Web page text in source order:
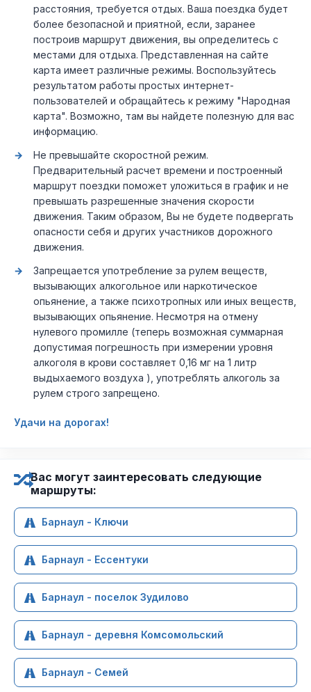
расстояния, требуется отдых. Ваша поездка будет
более безопасной и приятной, если, заранее
построив маршрут движения, вы определитесь с
местами для отдыха. Представленная на сайте
карта имеет различные режимы. Воспользуйтесь
результатом работы простых интернет-
пользователей и обращайтесь к режиму "Народная
карта". Возможно, там вы найдете полезную для вас
информацию.
Не превышайте скоростной режим.
Предварительный расчет времени и построенный
маршрут поездки поможет уложиться в график и не
превышать разрешенные значения скорости
движения. Таким образом, Вы не будете подвергать
опасности себя и других участников дорожного
движения.
Запрещается употребление за рулем веществ,
вызывающих алкогольное или наркотическое
опьянение, а также психотропных или иных веществ,
вызывающих опьянение. Несмотря на отмену
нулевого промилле (теперь возможная суммарная
допустимая погрешность при измерении уровня
алкоголя в крови составляет 0,16 мг на 1 литр
выдыхаемого воздуха ), употреблять алкоголь за
рулем строго запрещено.
Удачи на дорогах!
Вас могут заинтересовать следующие
маршруты:
Барнаул - Ключи
Барнаул - Ессентуки
Барнаул - поселок Зудилово
Барнаул - деревня Комсомольский
Барнаул - Семей